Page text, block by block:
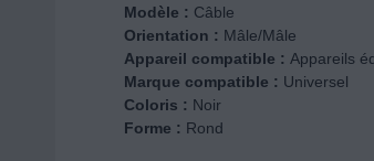
Modèle : Câble
Orientation : Mâle/Mâle
Appareil compatible : Appareils
Marque compatible : Universel
Coloris : Noir
Forme : Rond